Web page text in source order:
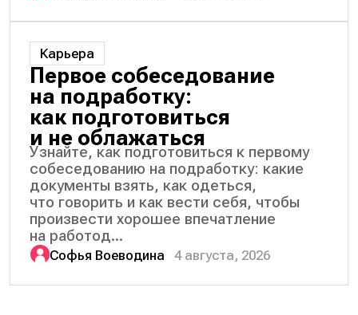
Карьера
Первое собеседование
на подработку:
как подготовиться
и не облажаться
Узнайте, как подготовиться к первому
собеседованию на подработку: какие
документы взять, как одеться,
что говорить и как вести себя, чтобы
произвести хорошее впечатление
на работод...
Софья Воеводина 4 августа, 2026